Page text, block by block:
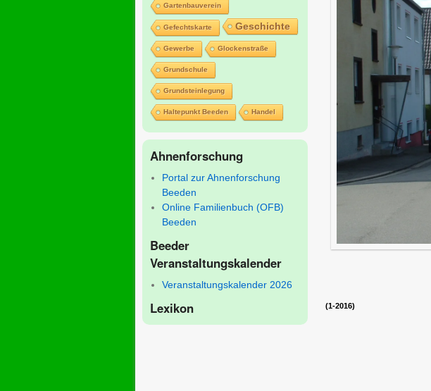
Gartenbauverein
Gefechtskarte Geschichte
Gewerbe Glockenstraße
Grundschule
Grundsteinlegung
Haltepunkt Beeden Handel
Ahnenforschung
Portal zur Ahnenforschung
Beeden
Online Familienbuch (OFB)
Beeden
Beeder
Veranstaltungskalender
Veranstaltungskalender 2026
Lexikon (1-2016)